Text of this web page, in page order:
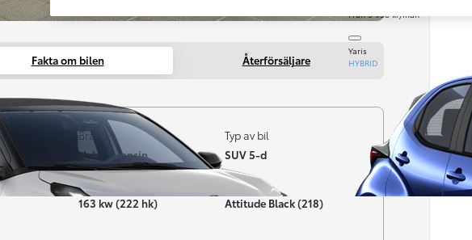
Från 3 958 kr/mån
Yaris
HYBRID
Fakta om bilen Återförsäljare
Bränsle
Hybrid Bensin
Typ av bil
SUV 5-d
Effekt
163 kw (222 hk)
Färg
Attitude Black (218)